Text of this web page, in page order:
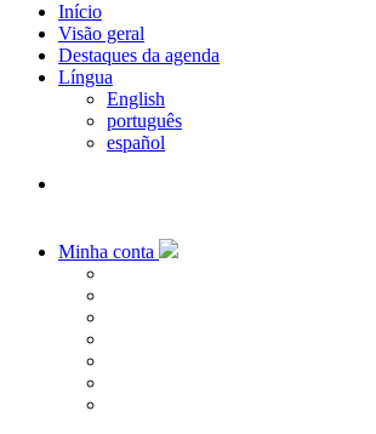
Início
Visão geral
Destaques da agenda
Língua
English
português
español
Minha conta